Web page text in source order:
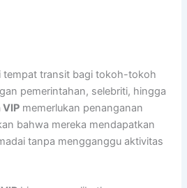
tempat transit bagi tokoh-tokoh
pemerintahan, selebriti, hingga
memerlukan penanganan
bahwa mereka mendapatkan
tanpa mengganggu aktivitas